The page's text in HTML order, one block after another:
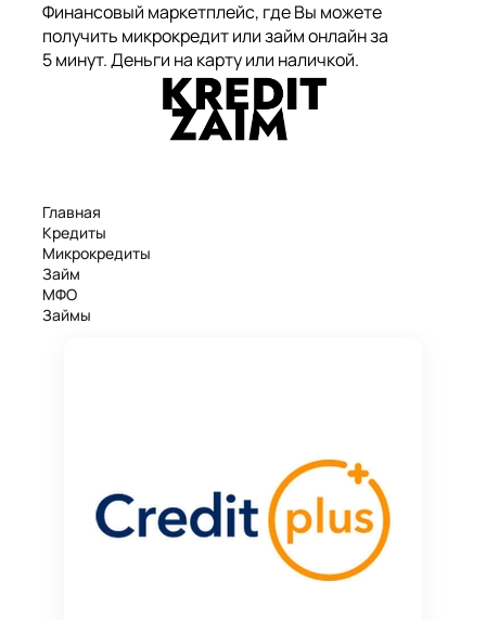
Финансовый маркетплейс, где Вы можете
получить микрокредит или займ онлайн за
5 минут. Деньги на карту или наличкой.
Главная
Кредиты
Микрокредиты
Займ
МФО
Займы